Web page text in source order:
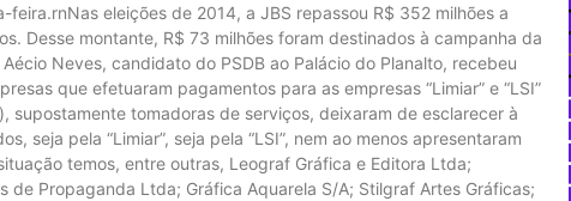
eleições de 2014, a JBS repassou R$ 352 milhões a
Desse montante, R$ 73 milhões foram destinados à campanha da
Neves, candidato do PSDB ao Palácio do Planalto, recebeu
que efetuaram pagamentos para as empresas “Limiar” e “LSI”
supostamente tomadoras de serviços, deixaram de esclarecer à
seja pela “Limiar”, seja pela “LSI”, nem ao menos apresentaram
temos, entre outras, Leograf Gráfica e Editora Ltda;
de Propaganda Ltda; Gráfica Aquarela S/A; Stilgraf Artes Gráficas;